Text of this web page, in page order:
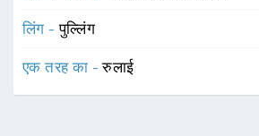
लिंग -पुल्लिंग
एक तरह का -रुलाई